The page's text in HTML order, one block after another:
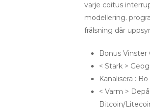
varje coitus
modellering.
frälsning där
Bonus Vinster
< Stark >
Kanalisera :
< Varm >
Bitcoin/